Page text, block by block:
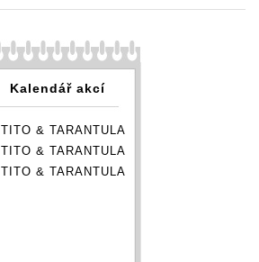
Kalendář akcí
TITO & TARANTULA
TITO & TARANTULA
TITO & TARANTULA